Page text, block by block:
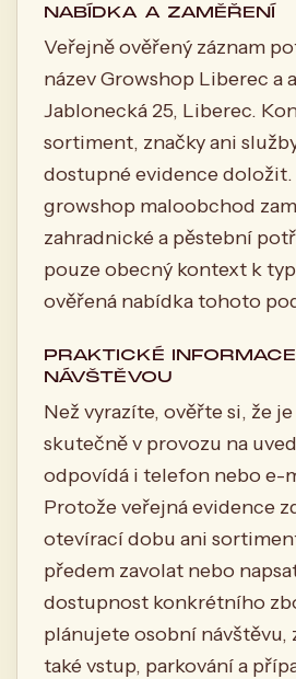
NABÍDKA A ZAMĚŘENÍ
Veřejně ověřený záznam
název Growshop Liberec a
Jablonecká 25, Liberec.
sortiment, značky ani
dostupné evidence doložit.
growshop maloobchod
zahradnické a pěstební
pouze obecný kontext k
ověřená nabídka tohoto
PRAKTICKÉ
NÁVŠTĚVOU
Než vyrazíte, ověřte si, že
skutečně v provozu na
odpovídá i telefon nebo e-
Protože veřejná evidence
otevírací dobu ani
předem zavolat nebo
dostupnost konkrétního
plánujete osobní
také vstup, parkování a